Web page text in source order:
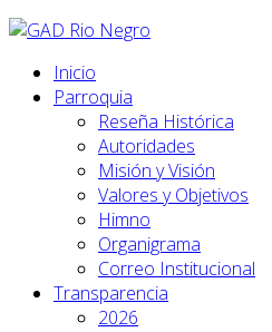
Inicio
Parroquia
Reseña Histórica
Autoridades
Misión y Visión
Valores y Objetivos
Himno
Organigrama
Correo Institucional
Transparencia
2026